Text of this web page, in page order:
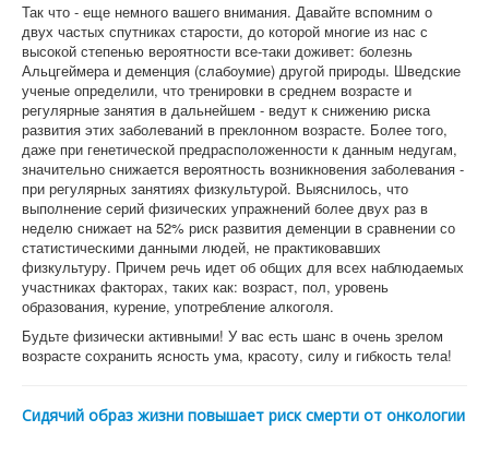
Так что - еще немного вашего внимания. Давайте вспомним о
двух частых спутниках старости, до которой многие из нас с
высокой степенью вероятности все-таки доживет: болезнь
Альцгеймера и деменция (слабоумие) другой природы. Шведские
ученые определили, что тренировки в среднем возрасте и
регулярные занятия в дальнейшем - ведут к снижению риска
развития этих заболеваний в преклонном возрасте. Более того,
даже при генетической предрасположенности к данным недугам,
значительно снижается вероятность возникновения заболевания -
при регулярных занятиях физкультурой. Выяснилось, что
выполнение серий физических упражнений более двух раз в
неделю снижает на 52% риск развития деменции в сравнении со
статистическими данными людей, не практиковавших
физкультуру. Причем речь идет об общих для всех наблюдаемых
участниках факторах, таких как: возраст, пол, уровень
образования, курение, употребление алкоголя.
Будьте физически активными! У вас есть шанс в очень зрелом
возрасте сохранить ясность ума, красоту, силу и гибкость тела!
Сидячий образ жизни повышает риск смерти от онкологии